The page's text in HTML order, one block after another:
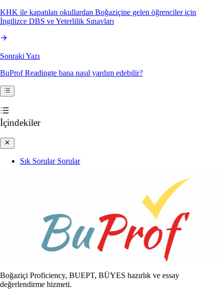
KHK ile kapatılan okullardan Boğaziçine gelen öğrenciler için
İngilizce DBS ve Yeterlilik Sınavları
Sonraki Yazı
BuProf Readingte bana nasıl yardım edebilir?
İçindekiler
Sık Sorular Sorular
Boğaziçi Proficiency, BUEPT, BÜYES hazırlık ve essay
değerlendirme hizmeti.